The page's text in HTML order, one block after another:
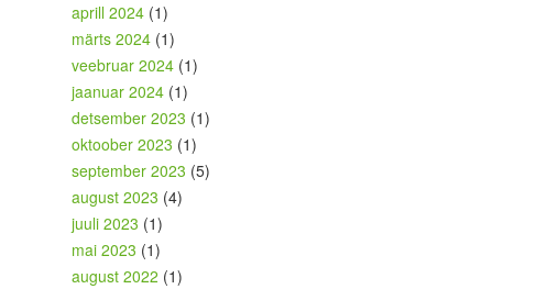
aprill 2024 (1)
märts 2024 (1)
veebruar 2024 (1)
jaanuar 2024 (1)
detsember 2023 (1)
oktoober 2023 (1)
september 2023 (5)
august 2023 (4)
juuli 2023 (1)
mai 2023 (1)
august 2022 (1)